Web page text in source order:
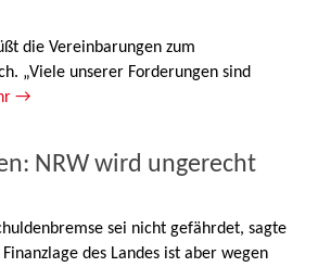
die Vereinbarungen zum
„Viele unserer Forderungen sind
→
NRW wird ungerecht
sei nicht gefährdet, sagte
des Landes ist aber wegen